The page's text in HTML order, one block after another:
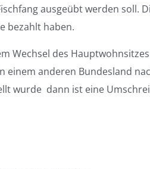
ausgeübt werden soll.
bezahlt haben.
Wechsel des
einem anderen Bundesland
wurde  dann ist eine